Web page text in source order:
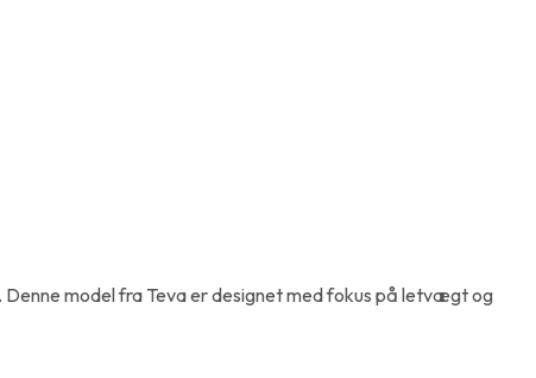
model fra Teva er designet med fokus på letvægt og